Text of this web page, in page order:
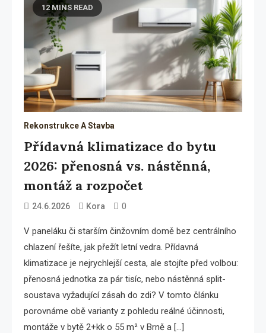
12 MINS READ
Rekonstrukce A Stavba
Přídavná klimatizace do bytu
2026: přenosná vs. nástěnná,
montáž a rozpočet
24.6.2026 Kora 0
V paneláku či starším činžovním domě bez centrálního
chlazení řešíte, jak přežít letní vedra. Přídavná
klimatizace je nejrychlejší cesta, ale stojíte před volbou:
přenosná jednotka za pár tisíc, nebo nástěnná split-
soustava vyžadující zásah do zdi? V tomto článku
porovnáme obě varianty z pohledu reálné účinnosti,
montáže v bytě 2+kk o 55 m² v Brně a […]